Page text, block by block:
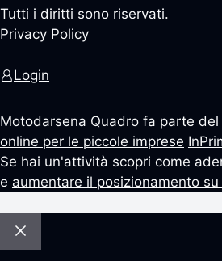
Tutti i diritti sono riservati.
Privacy Policy
Login
Motodarsena Quadro fa parte
online per le piccole imprese
Se hai un'attività scopri come
e aumentare il posizionamento su
Chiudi